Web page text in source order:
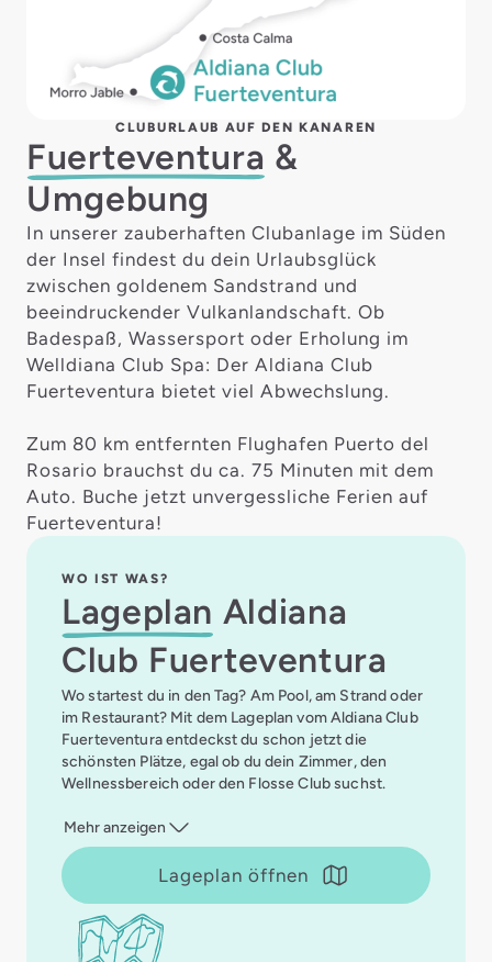
CLUBURLAUB AUF DEN KANAREN
Fuerteventura &
Umgebung
In unserer zauberhaften Clubanlage im Süden
der Insel findest du dein Urlaubsglück
zwischen goldenem Sandstrand und
beeindruckender Vulkanlandschaft. Ob
Badespaß, Wassersport oder Erholung im
Welldiana Club Spa: Der Aldiana Club
Fuerteventura bietet viel Abwechslung.
Zum 80 km entfernten Flughafen Puerto del
Rosario brauchst du ca. 75 Minuten mit dem
Auto. Buche jetzt unvergessliche Ferien auf
Fuerteventura!
WO IST WAS?
Lageplan Aldiana
Club Fuerteventura
Wo startest du in den Tag? Am Pool, am Strand oder
im Restaurant? Mit dem Lageplan vom Aldiana Club
Fuerteventura entdeckst du schon jetzt die
schönsten Plätze, egal ob du dein Zimmer, den
Wellnessbereich oder den Flosse Club suchst.
Mehr anzeigen
Lageplan öffnen